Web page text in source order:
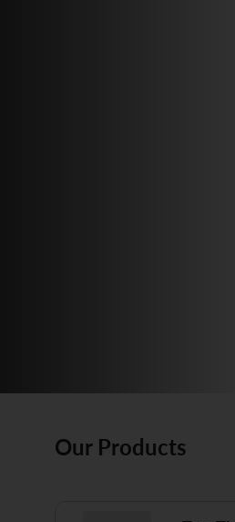
Our Products